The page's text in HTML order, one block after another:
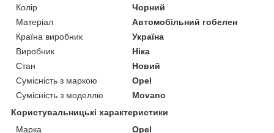
Колір
Чорний
Матеріал
Автомобільний гобелен
Країна виробник
Україна
Виробник
Ніка
Стан
Новий
Сумісність з маркою
Opel
Сумісність з моделлю
Movano
Користувальницькі характеристики
Марка
Opel